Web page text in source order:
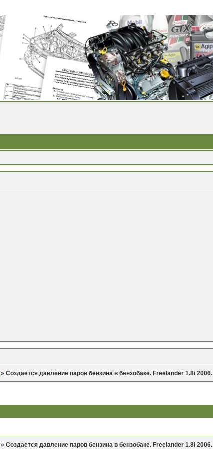
»Создается давление паров бензина в бензобаке. Freelander 1.8i 2006.
»Создается давление паров бензина в бензобаке. Freelander 1.8i 2006.